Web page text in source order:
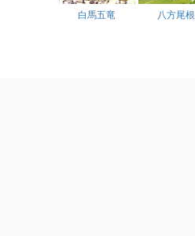
白馬五竜 八方尾根